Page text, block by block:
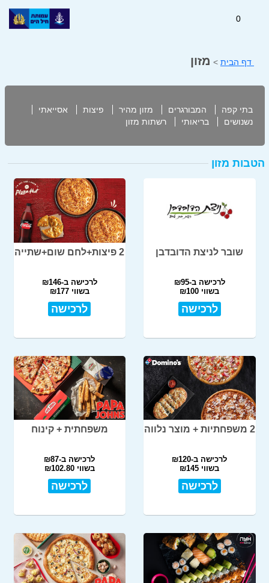
0
דף הבית > מזון
בתי קפה המבורגרים מזון מהיר פיצות
אסייאתי
נשנושים
בריאותי רשתות מזון
הטבות מזון
שובר לניצת הדובדבן
לרכישה ב-₪95
בשווי ₪100
לרכישה
2 פיצות+לחם שום+שתייה
לרכישה ב-₪146
בשווי ₪177
לרכישה
2 משפחתיות + מוצר נלווה
לרכישה ב-₪120
בשווי ₪145
לרכישה
משפחתית + קינוח
לרכישה ב-₪87
בשווי ₪102.80
לרכישה